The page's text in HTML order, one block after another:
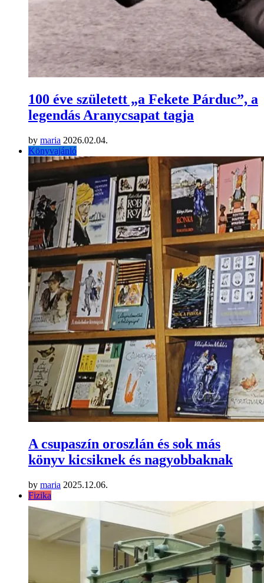
100 éve született „a Fekete Párduc”, a
legendás Aranycsapat tagja
by maria 2026.02.04.
Könyvajánló
A csupaszín oroszlán és sok más
könyv kicsiknek és nagyobbaknak
by maria 2025.12.06.
Fizika